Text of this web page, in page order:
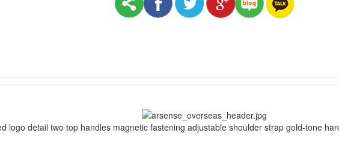
logo detail two top handles magnetic fastening adjustable shoulder strap gold-tone